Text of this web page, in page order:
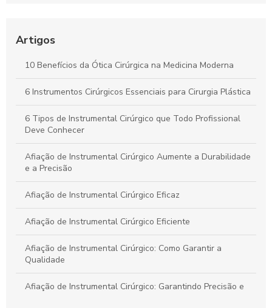
procedimentos cirúrgicos
Descubra o Verdadeiro Preço da Tesoura Cirúrgica e Como
Escolher a Ideal
Kit Instrumental Cirúrgico: Tudo que Você Precisa Saber para
a Escolha Certa
Artigos
10 Benefícios da Ótica Cirúrgica na Medicina Moderna
6 Instrumentos Cirúrgicos Essenciais para Cirurgia Plástica
6 Tipos de Instrumental Cirúrgico que Todo Profissional
Deve Conhecer
Afiação de Instrumental Cirúrgico Aumente a Durabilidade
e a Precisão
Afiação de Instrumental Cirúrgico Eficaz
Afiação de Instrumental Cirúrgico Eficiente
Afiação de Instrumental Cirúrgico: Como Garantir a
Qualidade
Afiação de Instrumental Cirúrgico: Garantindo Precisão e